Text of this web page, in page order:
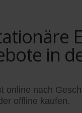
in
online nach
offline kaufen.